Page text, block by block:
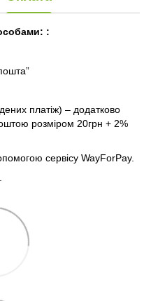
:
платіж) – додатково
розміром 20грн + 2%
сервісу WayForPay.